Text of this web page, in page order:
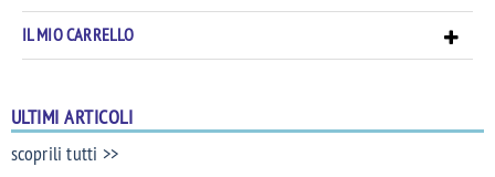
IL MIO CARRELLO
ULTIMI ARTICOLI
scoprili tutti >>